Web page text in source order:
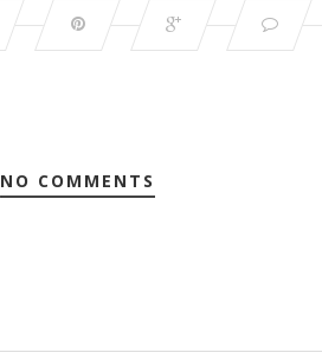
NO COMMENTS